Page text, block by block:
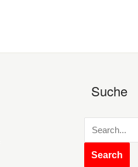
Suche